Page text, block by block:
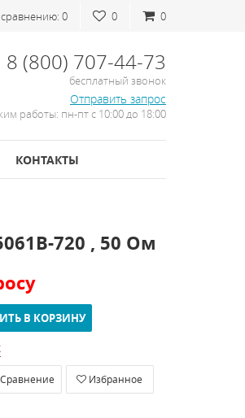
0
0
сравнению: 0
8 (800) 707-44-73
бесплатный звонок
Отправить запрос
работы: пн-пт с 10:00 до 18:00
КОНТАКТЫ
720 , 50 Ом
В КОРЗИНУ
Сравнение Избранное